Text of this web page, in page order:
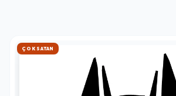
HIZLI KARGO